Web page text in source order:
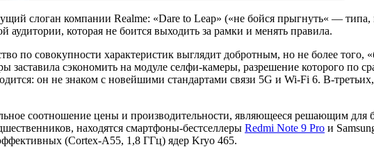
слоган компании Realme: «Dare to Leap» («не бойся прыгнуть« — типа,
которая не боится выходить за рамки и менять правила.
по совокупности характеристик выглядит добротным, но не более
заставила сэкономить на модуле селфи-камеры, разрешение которого по
он не знаком с новейшими стандартами связи 5G и Wi-Fi 6. В-
соотношение цены и производительности, являющееся решающим
находятся смартфоны-бестселлеры Redmi Note 9 Pro и
(Cortex-A55, 1,8 ГГц) ядер Kryo 465.